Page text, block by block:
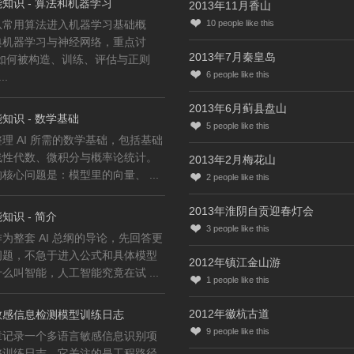
识 - 算法和机器学习
用算法进入机器学习基础概
器学习与神经网络，重点讨
何被构造、训练、评估与正则
识 - 数学基础
AI 所需的数学基础，包括基础
代数、微积分与概率论统计。
心问题是：模型里的向量、 ...
识 - 简介
整套 AI 总纲的导论，先回答更
，不急于进入公式和具体模型
叫智能，人工智能究竟在试 ...
信息检测模型训练日志
录一个多语言敏感信息识别项
2013年11月香山
10 people like this
2013年7月秦皇岛
6 people like this
2013年6月蓟县盘山
5 people like this
2013年2月梅花山
2 people like this
2013年淮阴自贡迎春灯会
3 people like this
2012年镇江金山游
1 people like this
2012年徽杭古道
9 people like this